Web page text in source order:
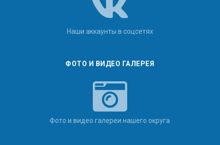
Наши аккаунты в соцсетях
ФОТО И ВИДЕО ГАЛЕРЕЯ
Фото и видео галереи нашего округа